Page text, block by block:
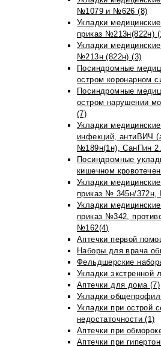
№1079 и №626 (8)
Укладки
приказ №213н(822н)
Укладки
№213н (822н) (3)
Посиндромные
остром коронарном
Посиндромные
остром нарушении
(7)
Укладки
инфекций, антиВИЧ
№189н(1н), СанПин
Посиндромные
кишечном
Укладки
приказ № 345н/372н,
Укладки
приказ №342,
№162(4)
Аптечки первой
Наборы для врача
Фельдшерские
Укладки экстренной
Аптечки для дома (7)
Укладки
Укладки при острой
недостаточности (1)
Аптечки при
Аптечки при